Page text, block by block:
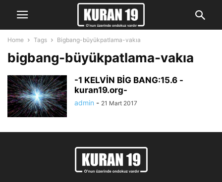
Home Tags Bigbang-büyükpatlama-vakıa
bigbang-büyükpatlama-vakıa
-1 KELVİN BİG BANG:15.6 -
kuran19.org-
admin - 21 Mart 2017